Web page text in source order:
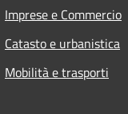
Imprese e Commercio
Catasto e urbanistica
Mobilità e trasporti